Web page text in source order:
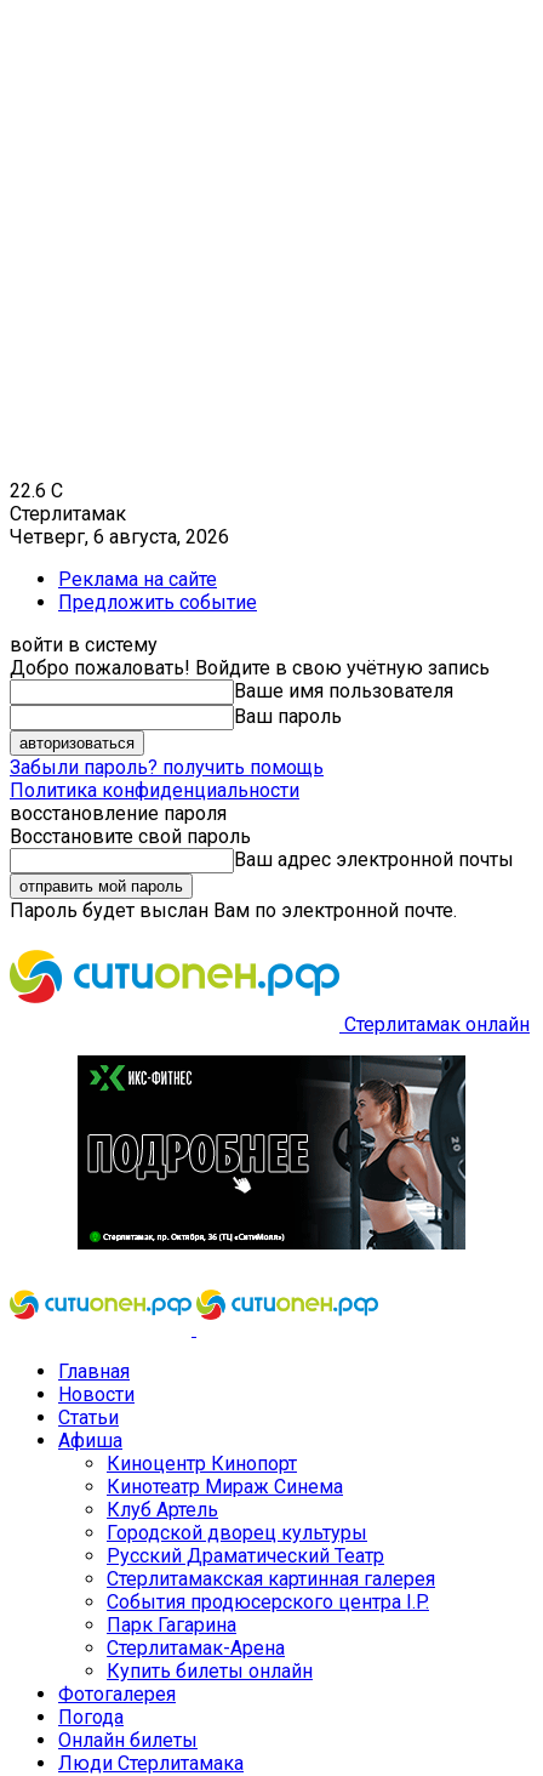
22.6 C
Стерлитамак
Четверг, 6 августа, 2026
Реклама на сайте
Предложить событие
войти в систему
Добро пожаловать! Войдите в свою учётную запись
Ваше имя пользователя
Ваш пароль
Забыли пароль? получить помощь
Политика конфиденциальности
восстановление пароля
Восстановите свой пароль
Ваш адрес электронной почты
Пароль будет выслан Вам по электронной почте.
Стерлитамак онлайн
Главная
Новости
Статьи
Афиша
Киноцентр Кинопорт
Кинотеатр Мираж Синема
Клуб Артель
Городской дворец культуры
Русский Драматический Театр
Стерлитамакская картинная галерея
События продюсерского центра I.P.
Парк Гагарина
Стерлитамак-Арена
Купить билеты онлайн
Фотогалерея
Погода
Онлайн билеты
Люди Стерлитамака